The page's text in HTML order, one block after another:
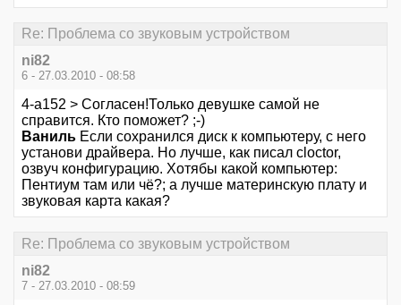
Re: Проблема со звуковым устройством
ni82
6 - 27.03.2010 - 08:58
4-a152 > Согласен!Только девушке самой не
справится. Кто поможет? ;-)
Ваниль Если сохранился диск к компьютеру, с него
установи драйвера. Но лучше, как писал cloctor,
озвуч конфигурацию. Хотябы какой компьютер:
Пентиум там или чё?; а лучше материнскую плату и
звуковая карта какая?
Re: Проблема со звуковым устройством
ni82
7 - 27.03.2010 - 08:59